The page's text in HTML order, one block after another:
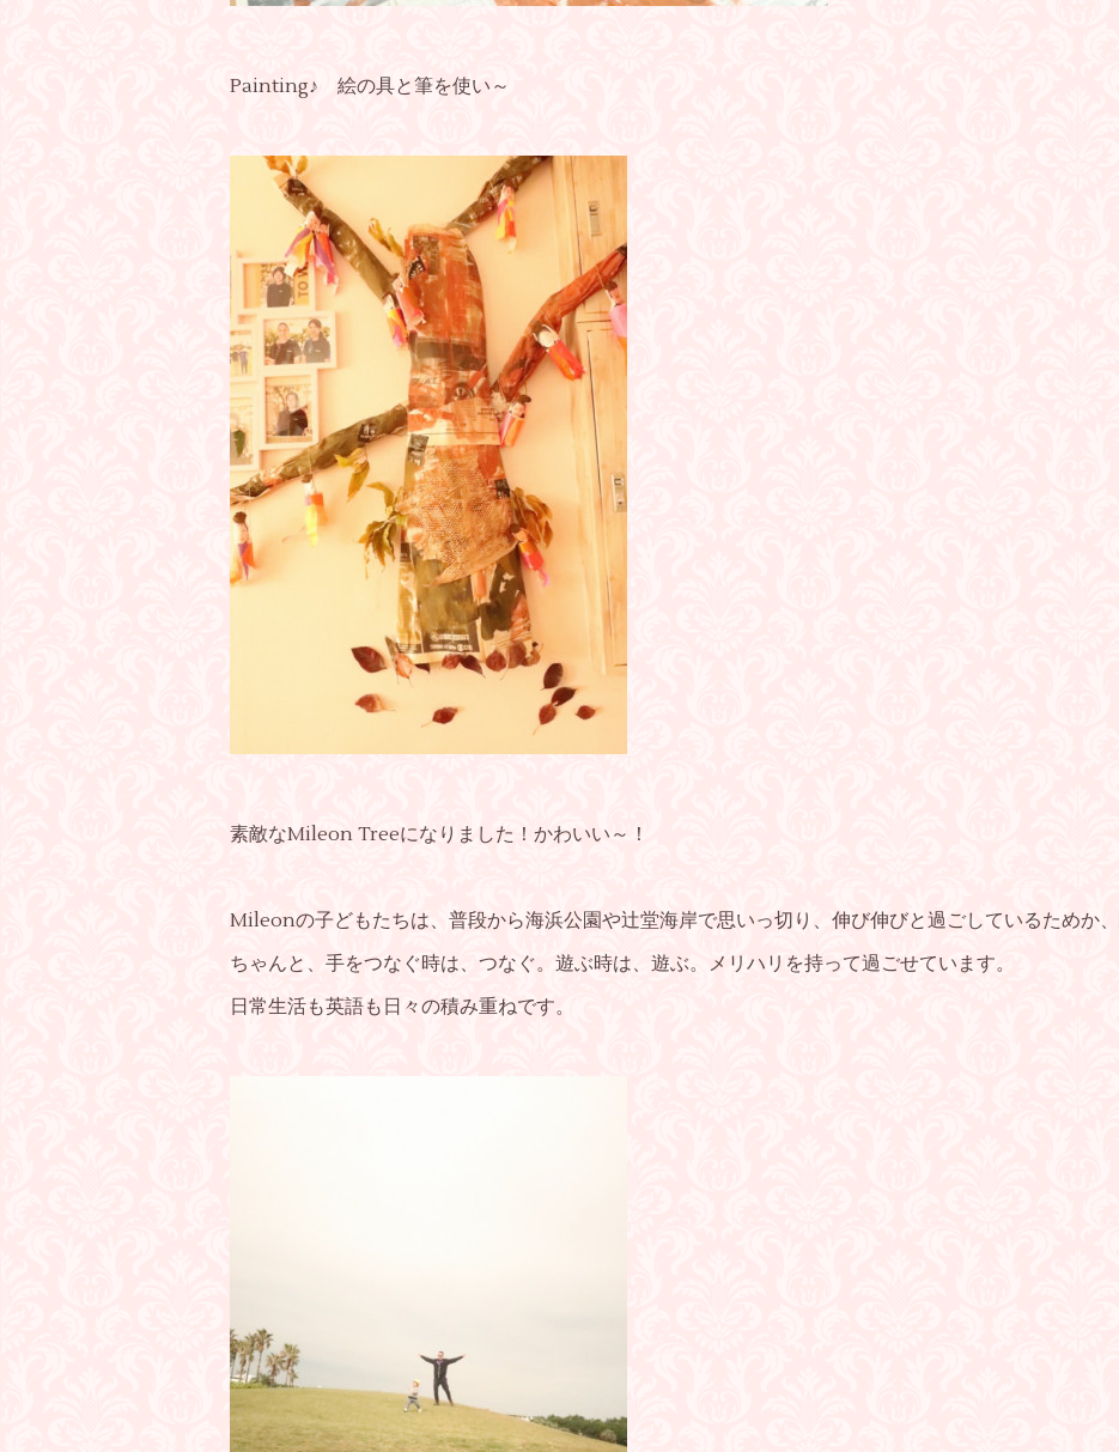
Painting♪ 絵の具と筆を使い～
素敵なMileon Treeになりました！かわいい～！
Mileonの子どもたちは、普段から海浜公園や辻堂海岸で思いっ切り、伸び伸びと過ごしているためか、
ちゃんと、手をつなぐ時は、つなぐ。遊ぶ時は、遊ぶ。メリハリを持って過ごせています。
日常生活も英語も日々の積み重ねです。